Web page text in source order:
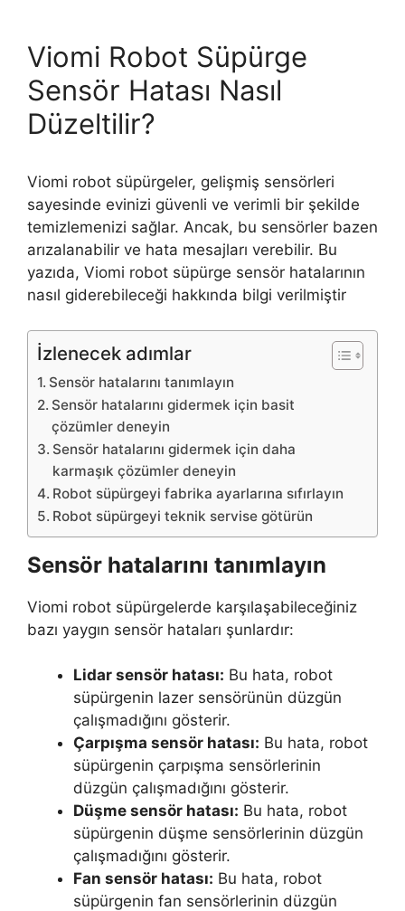
Viomi Robot Süpürge
Sensör Hatası Nasıl
Düzeltilir?
Viomi robot süpürgeler, gelişmiş sensörleri
sayesinde evinizi güvenli ve verimli bir şekilde
temizlemenizi sağlar. Ancak, bu sensörler bazen
arızalanabilir ve hata mesajları verebilir. Bu
yazıda, Viomi robot süpürge sensör hatalarının
nasıl giderebileceği hakkında bilgi verilmiştir
İzlenecek adımlar
Sensör hatalarını tanımlayın
Sensör hatalarını gidermek için basit
çözümler deneyin
Sensör hatalarını gidermek için daha
karmaşık çözümler deneyin
Robot süpürgeyi fabrika ayarlarına sıfırlayın
Robot süpürgeyi teknik servise götürün
Sensör hatalarını tanımlayın
Viomi robot süpürgelerde karşılaşabileceğiniz
bazı yaygın sensör hataları şunlardır:
Lidar sensör hatası: Bu hata, robot
süpürgenin lazer sensörünün düzgün
çalışmadığını gösterir.
Çarpışma sensör hatası: Bu hata, robot
süpürgenin çarpışma sensörlerinin
düzgün çalışmadığını gösterir.
Düşme sensör hatası: Bu hata, robot
süpürgenin düşme sensörlerinin düzgün
çalışmadığını gösterir.
Fan sensör hatası: Bu hata, robot
süpürgenin fan sensörlerinin düzgün